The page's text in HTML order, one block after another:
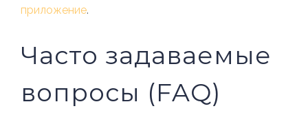
приложение.
Часто задаваемые
вопросы (FAQ)